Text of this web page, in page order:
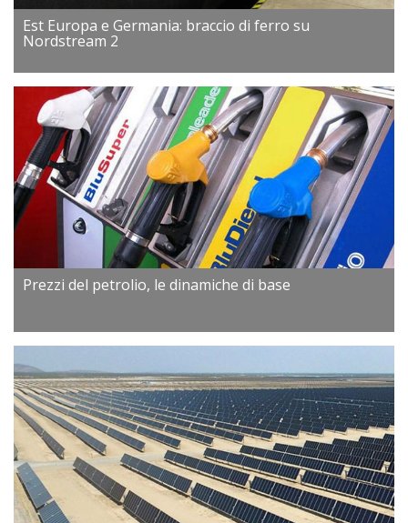
Est Europa e Germania: braccio di ferro su
Nordstream 2
Prezzi del petrolio, le dinamiche di base